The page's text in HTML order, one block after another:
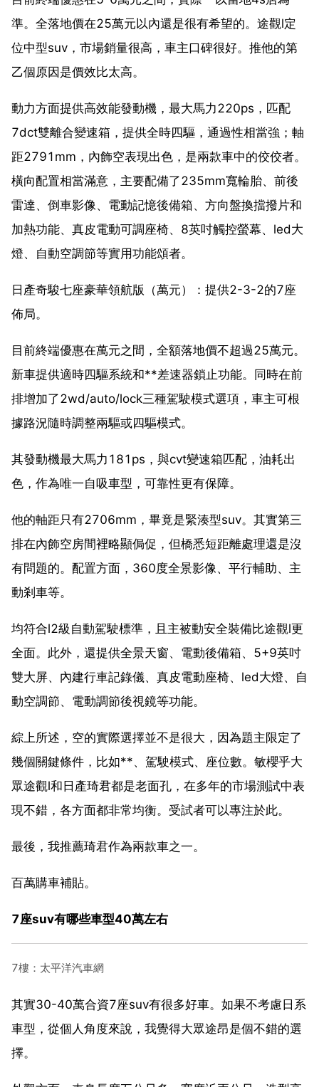
準。全落地價在25萬元以內還是很有希望的。途觀l定
位中型suv，市場銷量很高，車主口碑很好。推他的第
乙個原因是價效比太高。
動力方面提供高效能發動機，最大馬力220ps，匹配
7dct雙離合變速箱，提供全時四驅，通過性相當強；軸
距2791mm，內飾空表現出色，是兩款車中的佼佼者。
橫向配置相當滿意，主要配備了235mm寬輪胎、前後
雷達、倒車影像、電動記憶後備箱、方向盤換擋撥片和
加熱功能、真皮電動可調座椅、8英吋觸控螢幕、led大
燈、自動空調節等實用功能頌者。
日產奇駿七座豪華領航版（萬元）：提供2-3-2的7座
佈局。
目前終端優惠在萬元之間，全額落地價不超過25萬元。
新車提供適時四驅系統和**差速器鎖止功能。同時在前
排增加了2wd/auto/lock三種駕駛模式選項，車主可根
據路況隨時調整兩驅或四驅模式。
其發動機最大馬力181ps，與cvt變速箱匹配，油耗出
色，作為唯一自吸車型，可靠性更有保障。
他的軸距只有2706mm，畢竟是緊湊型suv。其實第三
排在內飾空房間裡略顯侷促，但橋悉短距離處理還是沒
有問題的。配置方面，360度全景影像、平行輔助、主
動剎車等。
均符合l2級自動駕駛標準，且主被動安全裝備比途觀l更
全面。此外，還提供全景天窗、電動後備箱、5+9英吋
雙大屏、內建行車記錄儀、真皮電動座椅、led大燈、自
動空調節、電動調節後視鏡等功能。
綜上所述，空的實際選擇並不是很大，因為題主限定了
幾個關鍵條件，比如**、駕駛模式、座位數。敏櫻乎大
眾途觀l和日產琦君都是老面孔，在多年的市場測試中表
現不錯，各方面都非常均衡。受試者可以專注於此。
最後，我推薦琦君作為兩款車之一。
百萬購車補貼。
7座suv有哪些車型40萬左右
7樓：太平洋汽車網
其實30-40萬合資7座suv有很多好車。如果不考慮日系
車型，從個人角度來說，我覺得大眾途昂是個不錯的選
擇。